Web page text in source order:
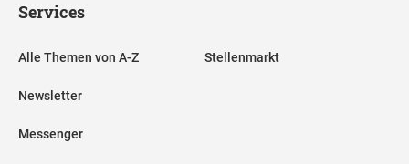
Services
Alle Themen von A-Z
Newsletter
Messenger
Stellenmarkt